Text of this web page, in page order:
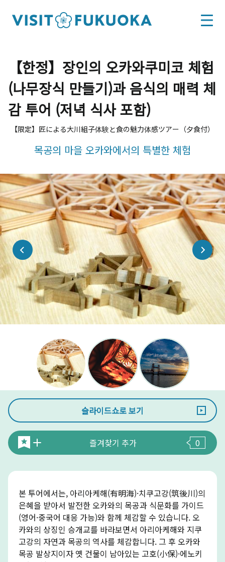
【한정】장인의 오카와쿠미코 체험
(나무장식 만들기)과 음식의 매력 체
감 투어 (저녁 식사 포함)
【限定】匠による大川組子体験と食の魅力体感ツアー（夕食付）
목공의 마을 오카와에서의 특별한 체험
슬라이드쇼로 보기
즐겨찾기 추가 0
본 투어에서는, 아리아케해(有明海)·치쿠고강(筑後川)의
은혜을 받아서 발전한 오카와의 목공과 식문화를 가이드
(영어·중국어 대응 가능)와 함께 체감할 수 있습니다. 오
카와의 상징인 승개교를 바라보면서 아리아케해와 지쿠
고강의 자연과 목공의 역사를 체감합니다. 그 후 오카와
목공 발상지이자 옛 건물이 남아있는 고호(小保)·에노키